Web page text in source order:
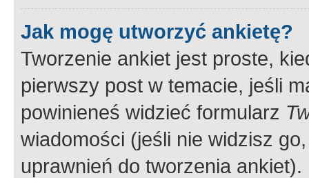
Jak mogę utworzyć ankietę?
Tworzenie ankiet jest proste,
pierwszy post w temacie, jeśli
powinieneś widzieć formularz
wiadomości (jeśli nie widzisz
uprawnień do tworzenia